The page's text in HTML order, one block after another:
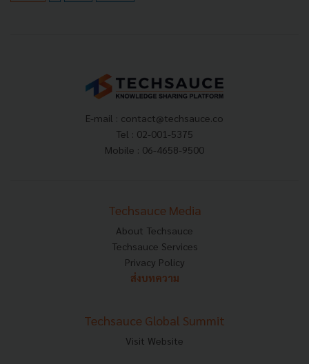
E-mail : contact@techsauce.co
Tel : 02-001-5375
Mobile : 06-4658-9500
Techsauce Media
About Techsauce
Techsauce Services
Privacy Policy
ส่งบทความ
Techsauce Global Summit
Visit Website